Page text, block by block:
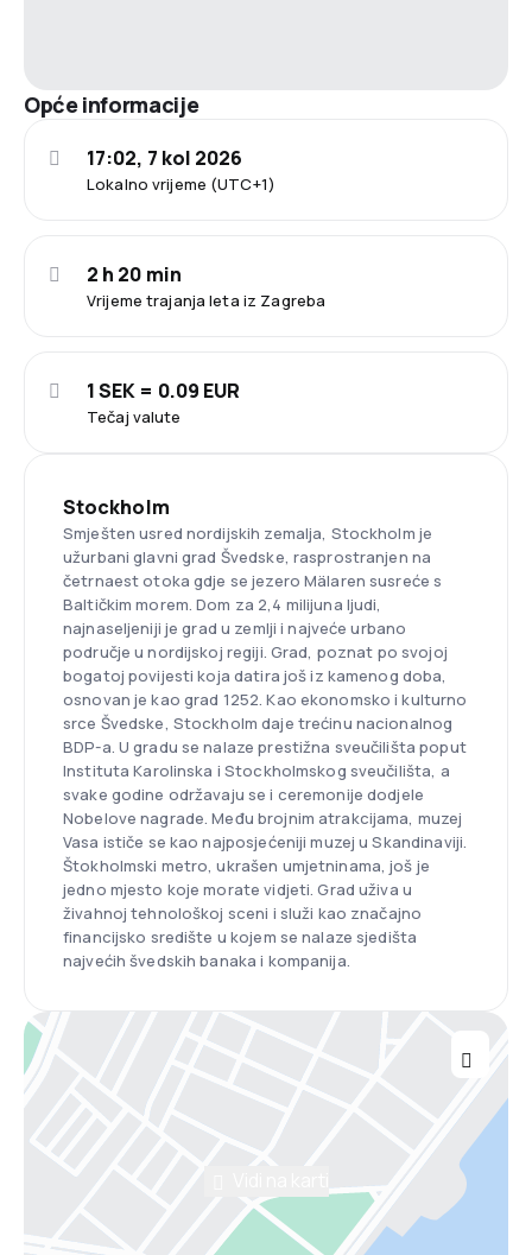
Opće informacije
Lokalno vrijeme (UTC+1)
17:02, 7 kol 2026
Vrijeme trajanja leta iz Zagreba
2 h 20 min
Tečaj valute
1 SEK = 0.09 EUR
Stockholm
Smješten usred nordijskih zemalja, Stockholm je
užurbani glavni grad Švedske, rasprostranjen na
četrnaest otoka gdje se jezero Mälaren susreće s
Baltičkim morem. Dom za 2,4 milijuna ljudi,
najnaseljeniji je grad u zemlji i najveće urbano
područje u nordijskoj regiji. Grad, poznat po svojoj
bogatoj povijesti koja datira još iz kamenog doba,
osnovan je kao grad 1252. Kao ekonomsko i kulturno
srce Švedske, Stockholm daje trećinu nacionalnog
BDP-a. U gradu se nalaze prestižna sveučilišta poput
Instituta Karolinska i Stockholmskog sveučilišta, a
svake godine održavaju se i ceremonije dodjele
Nobelove nagrade. Među brojnim atrakcijama, muzej
Vasa ističe se kao najposjećeniji muzej u Skandinaviji.
Štokholmski metro, ukrašen umjetninama, još je
jedno mjesto koje morate vidjeti. Grad uživa u
živahnoj tehnološkoj sceni i služi kao značajno
financijsko središte u kojem se nalaze sjedišta
najvećih švedskih banaka i kompanija.